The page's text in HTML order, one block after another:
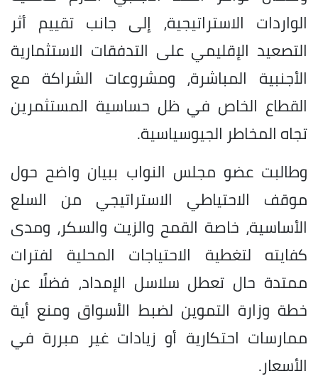
الواردات الاستراتيجية، إلى جانب تقييم أثر
التصعيد الإقليمي على التدفقات الاستثمارية
الأجنبية المباشرة، ومشروعات الشراكة مع
القطاع الخاص في ظل حساسية المستثمرين
تجاه المخاطر الجيوسياسية.
وطالبت عضو مجلس النواب ببيان واضح حول
موقف الاحتياطي الاستراتيجي من السلع
الأساسية، خاصة القمح والزيت والسكر، ومدى
كفايته لتغطية الاحتياجات المحلية لفترات
ممتدة حال تعطل سلاسل الإمداد، فضلًا عن
خطة وزارة التموين لضبط الأسواق ومنع أية
ممارسات احتكارية أو زيادات غير مبررة في
الأسعار.